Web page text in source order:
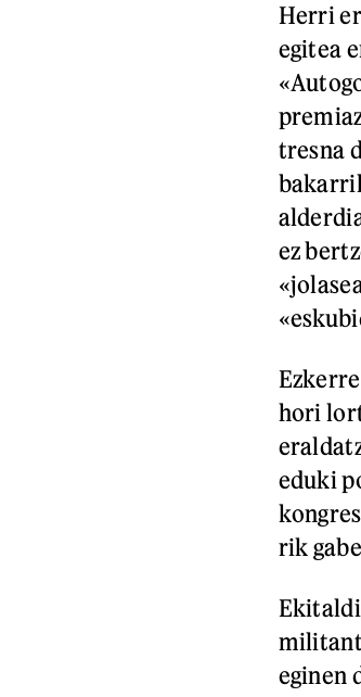
Herri
egitea
tresna
ez
hori
eduki
rik
eginen